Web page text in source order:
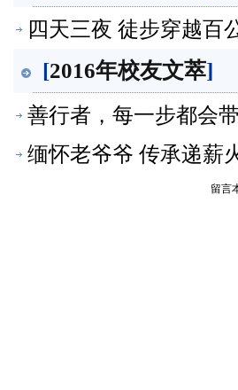
四天三夜 徒步穿越百
[2016年校友文萃]
善行者，每一步都会
缅怀老爷爷 传承递薪
留言